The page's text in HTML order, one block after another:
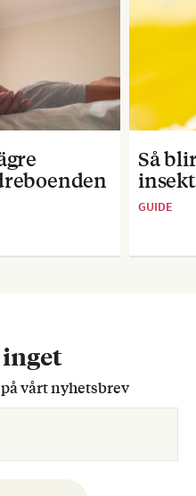
Så
GUIDE
vårt nyhetsbrev